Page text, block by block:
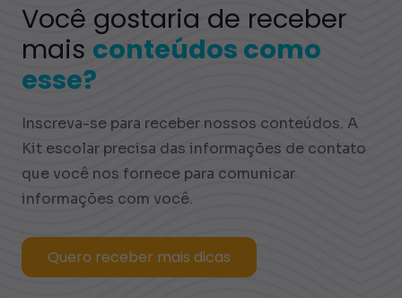
Você gostaria de receber
mais conteúdos como
esse?
Inscreva-se para receber nossos conteúdos. A
Kit escolar precisa das informações de contato
que você nos fornece para comunicar
informações com você.
Quero receber mais dicas